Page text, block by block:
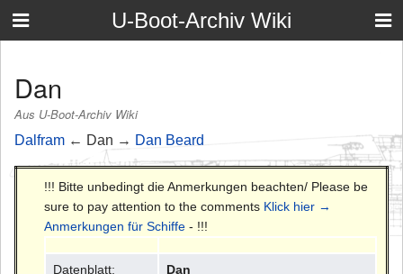
U-Boot-Archiv Wiki
Dan
Aus U-Boot-Archiv Wiki
Dalfram ← Dan → Dan Beard
!!! Bitte unbedingt die Anmerkungen beachten/ Please be
sure to pay attention to the comments Klick hier →
Anmerkungen für Schiffe - !!!
Datenblatt: Dan